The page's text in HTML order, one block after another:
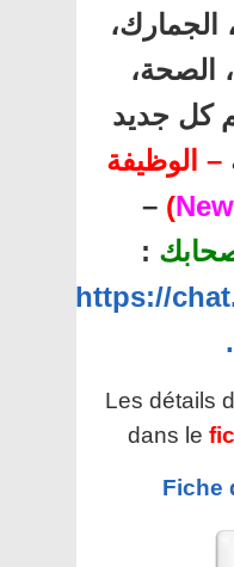
الجمارك،
الصحة،
كل جديد
– الوظيفة
)
–
:
https://
Les détails
dans le
Fiche